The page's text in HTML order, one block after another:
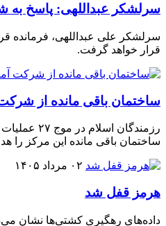
سرلشکر عبداللهی: پاسخ به
سرلشکر علی عبداللهی، فرمانده
قرار خواهد گرفت.
ساختمان باقی مانده از
ساختمان باقی مانده این مرکز را
۰۲ مرداد ۱۴۰۵
هرمز قفل شد
داده‌های رهگیری کشتی‌ها نشان